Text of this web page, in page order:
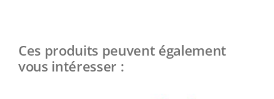
Ces produits peuvent également
vous intéresser :